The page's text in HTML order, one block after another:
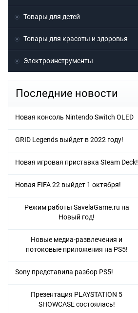
Товары для детей
Товары для красоты и здоровья
Электроинструменты
Последние новости
Новая консоль Nintendo Switch OLED
GRID Legends выйдет в 2022 году!
Новая игровая приставка Steam Deck!
Новая FIFA 22 выйдет 1 октября!
Режим работы SavelaGame.ru на
Новый год!
Новые медиа-развлечения и
потоковые приложения на PS5!
Sony представила разбор PS5!
Презентация PLAYSTATION 5
SHOWCASE состоялась!